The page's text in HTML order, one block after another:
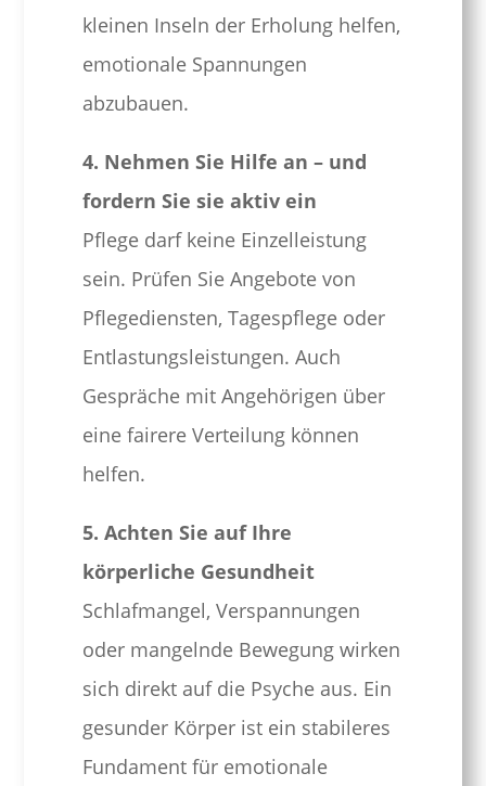
kleinen Inseln der Erholung helfen,
emotionale Spannungen
abzubauen.
4. Nehmen Sie Hilfe an – und
fordern Sie sie aktiv ein
Pflege darf keine Einzelleistung
sein. Prüfen Sie Angebote von
Pflegediensten, Tagespflege oder
Entlastungsleistungen. Auch
Gespräche mit Angehörigen über
eine fairere Verteilung können
helfen.
5. Achten Sie auf Ihre
körperliche Gesundheit
Schlafmangel, Verspannungen
oder mangelnde Bewegung wirken
sich direkt auf die Psyche aus. Ein
gesunder Körper ist ein stabileres
Fundament für emotionale